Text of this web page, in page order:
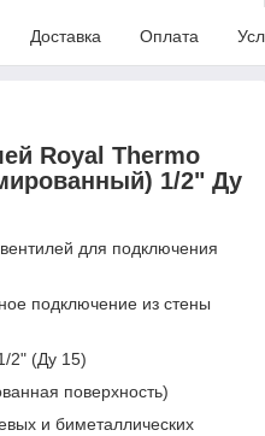
Доставка Оплата
Royal Thermo
1/2" Ду
для подключения
подключение из стены
2" (Ду 15)
поверхность)
и биметаллических